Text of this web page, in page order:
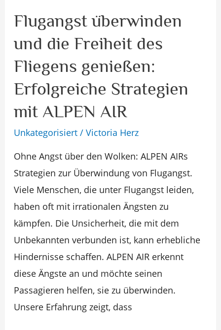
Flugangst überwinden
und die Freiheit des
Fliegens genießen:
Erfolgreiche Strategien
mit ALPEN AIR
Unkategorisiert/ Victoria Herz
Ohne Angst über den Wolken: ALPEN AIRs
Strategien zur Überwindung von Flugangst.
Viele Menschen, die unter Flugangst leiden,
haben oft mit irrationalen Ängsten zu
kämpfen. Die Unsicherheit, die mit dem
Unbekannten verbunden ist, kann erhebliche
Hindernisse schaffen. ALPEN AIR erkennt
diese Ängste an und möchte seinen
Passagieren helfen, sie zu überwinden.
Unsere Erfahrung zeigt, dass
Flugangst
überwinden
und
die
Freiheit
Fliegens
genießen:
Erfolgreiche
Strategien
mit
ALPEN
AIR